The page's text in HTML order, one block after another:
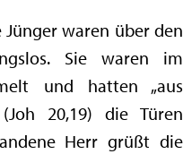
Jünger waren über den
Sie waren im
und hatten „aus
20,19) die Türen
Herr grüßt die